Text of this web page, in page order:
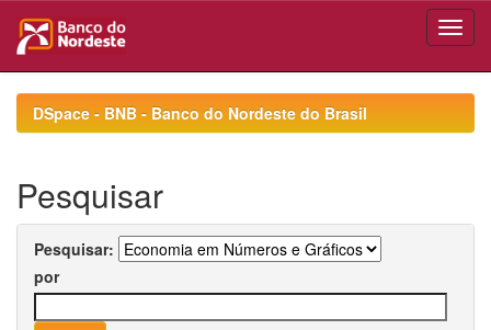
navigationDSpace - BNB - Banco do Nordeste do Brasil
Pesquisar
Pesquisar:
por